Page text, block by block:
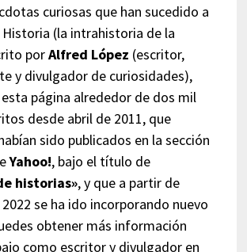
curiosas que han sucedido a
(la intrahistoria de la
porAlfred López (escritor,
y divulgador de curiosidades),
página alrededor de dos mil
desde abril de 2011, que
sido publicados en la sección
Yahoo!, bajo el título de
historias», y que a partir de
se ha ido incorporando nuevo
obtener más información
como escritor y divulgador en